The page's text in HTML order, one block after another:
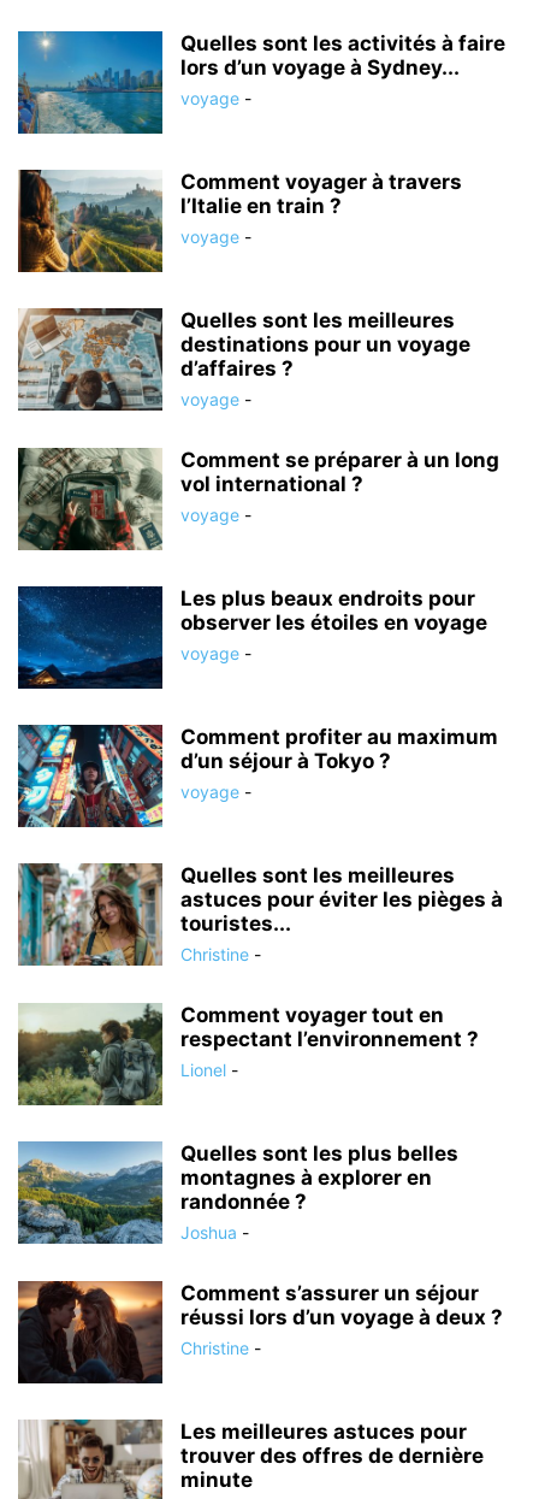
Quelles sont les activités à faire
lors d’un voyage à Sydney...
voyage -
Comment voyager à travers
l’Italie en train ?
voyage -
Quelles sont les meilleures
destinations pour un voyage
d’affaires ?
voyage -
Comment se préparer à un long
vol international ?
voyage -
Les plus beaux endroits pour
observer les étoiles en voyage
voyage -
Comment profiter au maximum
d’un séjour à Tokyo ?
voyage -
Quelles sont les meilleures
astuces pour éviter les pièges à
touristes...
Christine -
Comment voyager tout en
respectant l’environnement ?
Lionel -
Quelles sont les plus belles
montagnes à explorer en
randonnée ?
Joshua -
Comment s’assurer un séjour
réussi lors d’un voyage à deux ?
Christine -
Les meilleures astuces pour
trouver des offres de dernière
minute